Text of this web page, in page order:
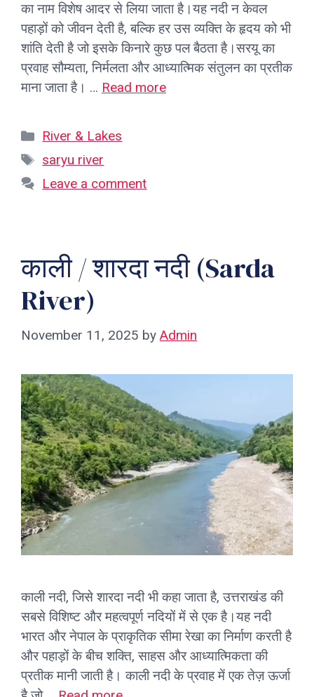
का नाम विशेष आदर से लिया जाता है।यह नदी न केवल
पहाड़ों को जीवन देती है, बल्कि हर उस व्यक्ति के हृदय को भी
शांति देती है जो इसके किनारे कुछ पल बैठता है।सरयू का
प्रवाह सौम्यता, निर्मलता और आध्यात्मिक संतुलन का प्रतीक
माना जाता है। … Read more
Categories
River & Lakes
Tags
saryu river
Leave a comment
काली / शारदा नदी (Sarda
River)
November 11, 2025 by Admin
काली नदी, जिसे शारदा नदी भी कहा जाता है, उत्तराखंड की
सबसे विशिष्ट और महत्वपूर्ण नदियों में से एक है।यह नदी
भारत और नेपाल के प्राकृतिक सीमा रेखा का निर्माण करती है
और पहाड़ों के बीच शक्ति, साहस और आध्यात्मिकता की
प्रतीक मानी जाती है। काली नदी के प्रवाह में एक तेज़ ऊर्जा